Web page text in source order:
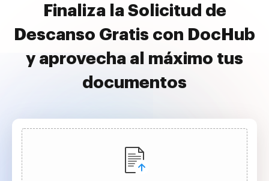
Finaliza la Solicitud de
Descanso Gratis con DocHub
y aprovecha al máximo tus
documentos